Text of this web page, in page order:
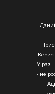
У разі
- не